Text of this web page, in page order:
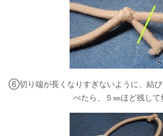
⑥切り端が長くなりすぎないように、結
べたら、５㎜ほど残して